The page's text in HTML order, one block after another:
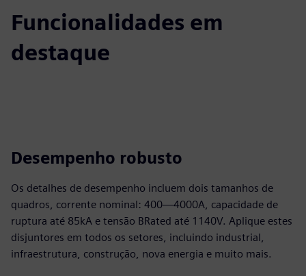
Funcionalidades em
destaque
Desempenho robusto
Os detalhes de desempenho incluem dois tamanhos de
quadros, corrente nominal: 400—4000A, capacidade de
ruptura até 85kA e tensão BRated até 1140V. Aplique estes
disjuntores em todos os setores, incluindo industrial,
infraestrutura, construção, nova energia e muito mais.